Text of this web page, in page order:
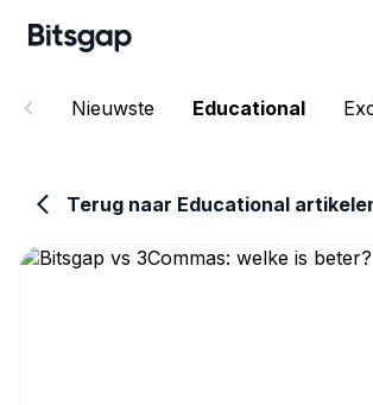
Nieuwste Educational
Terug naar Educational